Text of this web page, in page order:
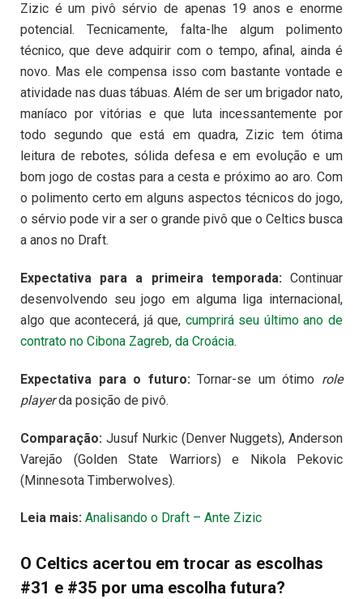
Zizic é um pivô sérvio de apenas 19 anos e enorme
potencial. Tecnicamente, falta-lhe algum polimento
técnico, que deve adquirir com o tempo, afinal, ainda é
novo. Mas ele compensa isso com bastante vontade e
atividade nas duas tábuas. Além de ser um brigador nato,
maníaco por vitórias e que luta incessantemente por
todo segundo que está em quadra, Zizic tem ótima
leitura de rebotes, sólida defesa e em evolução e um
bom jogo de costas para a cesta e próximo ao aro. Com
o polimento certo em alguns aspectos técnicos do jogo,
o sérvio pode vir a ser o grande pivô que o Celtics busca
a anos no Draft.
Expectativa para a primeira temporada: Continuar
desenvolvendo seu jogo em alguma liga internacional,
algo que acontecerá, já que, cumprirá seu último ano de
contrato no Cibona Zagreb, da Croácia.
Expectativa para o futuro:Tornar-se um ótimo role
playerda posição de pivô.
Comparação: Jusuf Nurkic (Denver Nuggets), Anderson
Varejão (Golden State Warriors) e Nikola Pekovic
(Minnesota Timberwolves).
Leia mais: Analisando o Draft – Ante Zizic
O Celtics acertou em trocar as escolhas
#31 e #35 por uma escolha futura?